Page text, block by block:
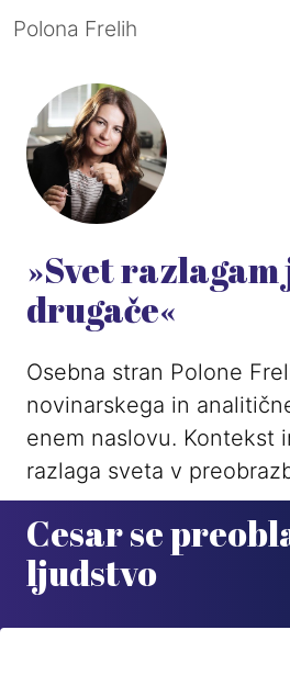
Polona Frelih
»Svet
drugače«
Osebna stran Polone
novinarskega in
enem naslovu. Kontekst
razlaga sveta v
Cesar se
ljudstvo